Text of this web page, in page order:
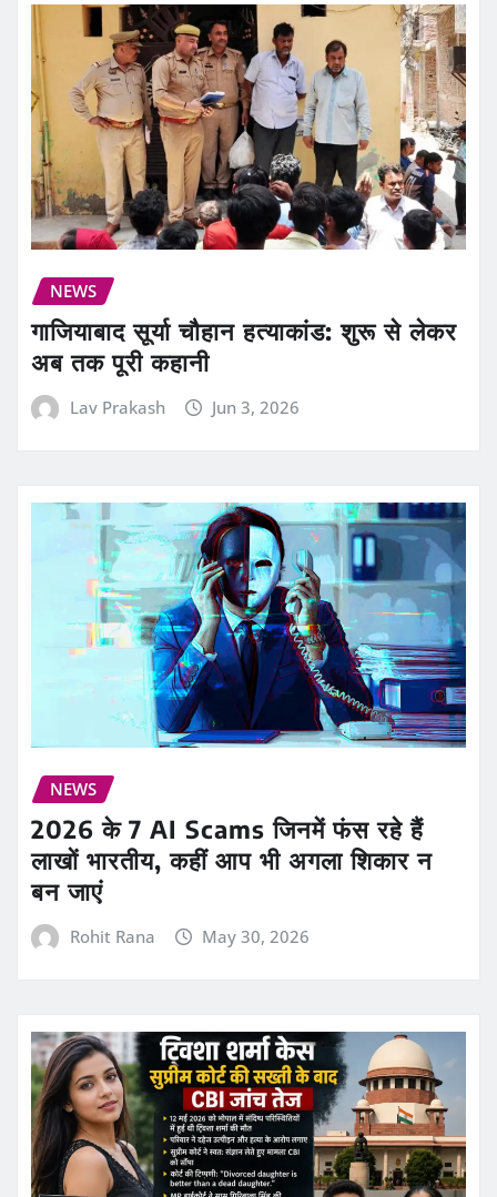
NEWS
गाजियाबाद सूर्या चौहान हत्याकांड: शुरू से लेकर
अब तक पूरी कहानी
Lav Prakash Jun 3, 2026
NEWS
2026 के 7 AI Scams जिनमें फंस रहे हैं
लाखों भारतीय, कहीं आप भी अगला शिकार न
बन जाएं
Rohit Rana May 30, 2026